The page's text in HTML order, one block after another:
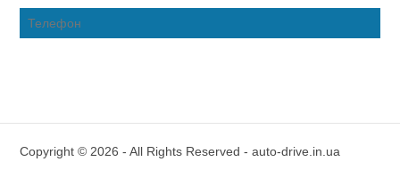
Copyright © 2026 - All Rights Reserved - auto-drive.in.ua